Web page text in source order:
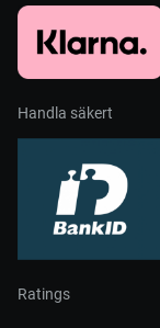
Handla säkert
Ratings